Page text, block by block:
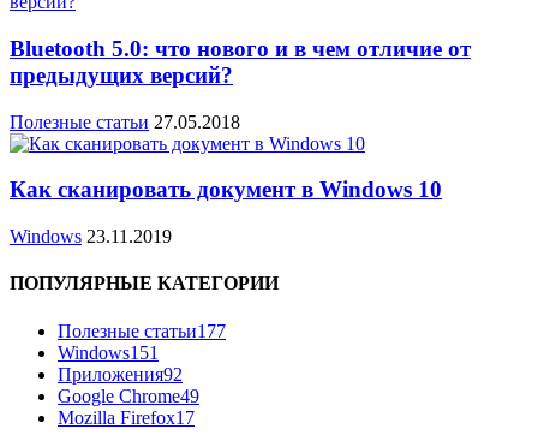
Bluetooth 5.0: что нового и в чем отличие от
предыдущих версий?
Полезные статьи 27.05.2018
Как сканировать документ в Windows 10
Windows 23.11.2019
ПОПУЛЯРНЫЕ КАТЕГОРИИ
Полезные статьи177
Windows151
Приложения92
Google Chrome49
Mozilla Firefox17